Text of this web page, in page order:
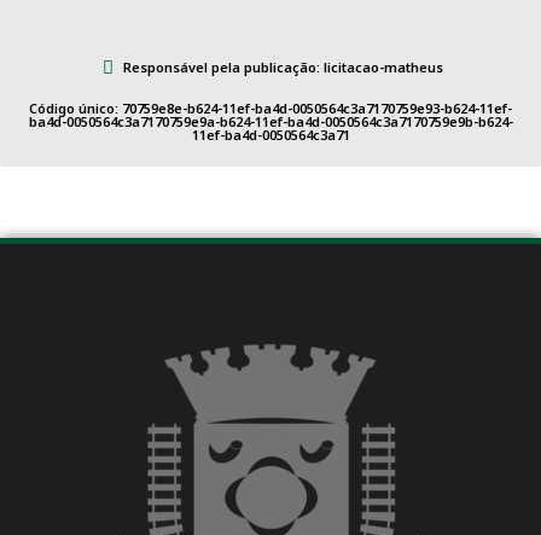
Responsável pela publicação: licitacao-matheus
Código único: 70759e8e-b624-11ef-ba4d-0050564c3a7170759e93-b624-11ef-
ba4d-0050564c3a7170759e9a-b624-11ef-ba4d-0050564c3a7170759e9b-b624-
11ef-ba4d-0050564c3a71